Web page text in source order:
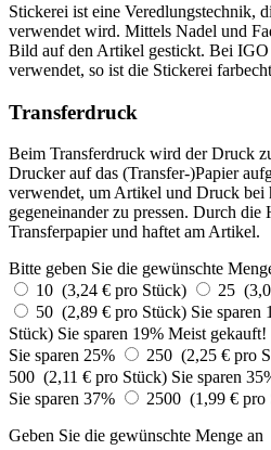
Stickerei ist eine Veredlungstechnik,
verwendet wird. Mittels Nadel und
Bild auf den Artikel gestickt. Bei IGO
verwendet, so ist die Stickerei
Transferdruck
Beim Transferdruck wird der Druck
Drucker auf das (Transfer-)Papier
verwendet, um Artikel und Druck bei
gegeneinander zu pressen. Durch
Transferpapier und haftet am Artikel.
Bitte geben Sie die gewünschte
10 (3,24 € pro Stück)
25
50 (2,89 € pro Stück) Sie sparen
Stück) Sie sparen 19% Meist gekauft!
Sie sparen 25%
250 (2,25 € pro
500 (2,11 € pro Stück) Sie sparen
Sie sparen 37%
2500 (1,99 € pro
Geben Sie die gewünschte Menge an